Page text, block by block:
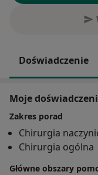
Doświadczenie
Moje
Zakres porad
Chirurgia
Chirurgia ogólna
Główne obszary